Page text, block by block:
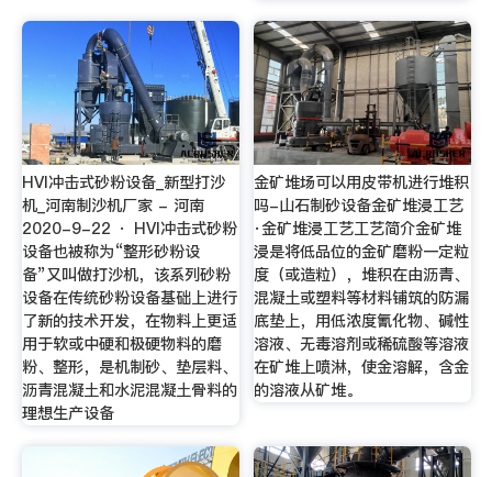
HVI冲击式砂粉设备_新型打沙
机_河南制沙机厂家 - 河南
2020-9-22 · HVI冲击式砂粉
设备也被称为“整形砂粉设
备”又叫做打沙机，该系列砂粉
设备在传统砂粉设备基础上进行
了新的技术开发，在物料上更适
用于软或中硬和极硬物料的磨
粉、整形，是机制砂、垫层料、
沥青混凝土和水泥混凝土骨料的
理想生产设备
金矿堆场可以用皮带机进行堆积
吗-山石制砂设备金矿堆浸工艺
·金矿堆浸工艺工艺简介金矿堆
浸是将低品位的金矿磨粉一定粒
度（或造粒），堆积在由沥青、
混凝土或塑料等材料铺筑的防漏
底垫上，用低浓度氰化物、碱性
溶液、无毒溶剂或稀硫酸等溶液
在矿堆上喷淋，使金溶解，含金
的溶液从矿堆。